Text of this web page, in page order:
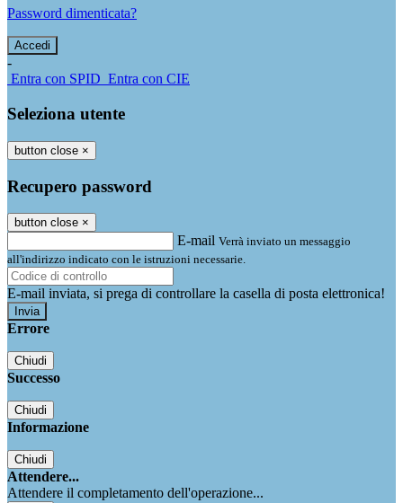
Password dimenticata?
-
Entra con SPID Entra con CIE
Seleziona utente
button close ×
Recupero password
button close ×
E-mail Verrà inviato un messaggio
all'indirizzo indicato con le istruzioni necessarie.
E-mail inviata, si prega di controllare la casella di posta elettronica!
Errore
Chiudi
Successo
Chiudi
Informazione
Chiudi
Attendere...
Attendere il completamento dell'operazione...